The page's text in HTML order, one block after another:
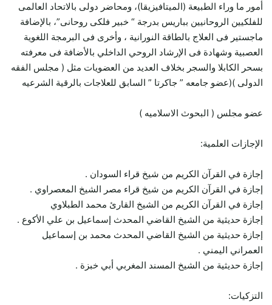
أمور ما وراء الطبيعة (الميتافيزيقا)، ومحاضر دولى بالاتحاد العالمى
للفلكيين الروحانيين بباريس بدرجة “ خبير فلكى روحانى”، بالإضافة
ماجستير فى العلاج بالطاقة النورانية ، وأخرى فى البرمجة اللغوية
العصبية وشهادة فى الإرشاد الروحي الداخلي بالأضافة فى معرفته
بسحر الكابلا والسجر بخلاف العديد من العضويات مثل ( مجلس الفقه
الدولى )(عضو جامعه ” جاكرتا ” السابق للعلاجات بالرقية الشرعيه
عضو مجلس ( البحوث الاسلاميه )
الإجازات العلمية:
إجازة في القرآن الكريم من شيخ قراء السودان .
إجازة في القرآن الكريم من شيخ قراء مصر الشيخ المعصراوي .
إجازة في القرآن الكريم من الشيخ القارئ محمد الطبلاوي
إجازة حديثية من الشيخ القاضي المحدث إسماعيل بن علي الأكوع .
إجازة حديثية من الشيخ القاضي المحدث محمد بن إسماعيل
العمراني اليمني .
إجازة حديثية من الشيخ المسند المغربي أبي خبزة .
التزكيات: